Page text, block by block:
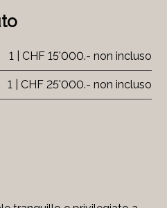
1 | CHF 15'000.- non incluso
1 | CHF 25'000.- non incluso